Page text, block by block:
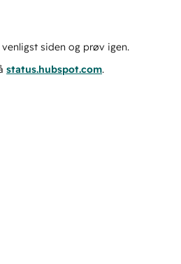
siden og prøv igen.
status.hubspot.com.